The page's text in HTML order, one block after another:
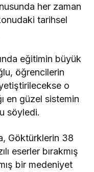
her zaman
tarihsel
eğitimin büyük
öğrencilerin
o
en güzel sistemin
söyledi.
Göktürklerin 38
eserler bırakmış
bir medeniyet